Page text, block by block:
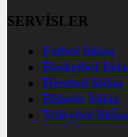
SERVİSLER
Futbol İddaa
Basketbol
Hentbol İddaa
Bilardo İddaa
Voleybol İddaa